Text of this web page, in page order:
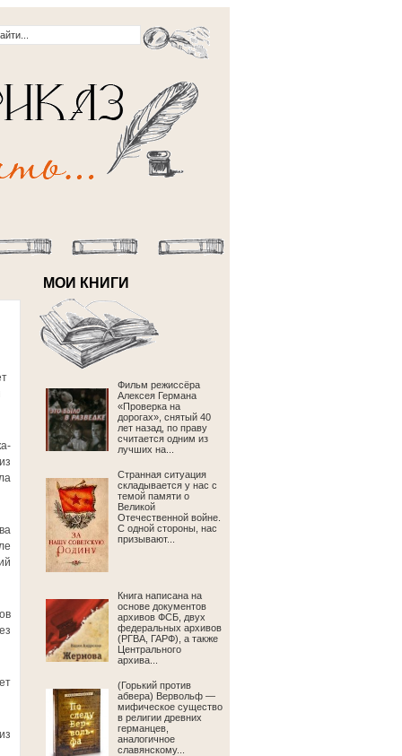
МОИ КНИГИ
Фильм режиссёра
Алексея Германа
«Проверка на
дорогах», снятый 40
лет назад, по праву
считается одним из
лучших на...
Странная ситуация
складывается у нас с
темой памяти о
Великой
Отечественной войне.
С одной стороны, нас
призывают...
Книга написана на
основе документов
архивов ФСБ, двух
федеральных архивов
(РГВА, ГАРФ), а также
Центрального
архива...
(Горький против
абвера) Вервольф —
мифическое существо
в религии древних
германцев,
аналогичное
славянскому...